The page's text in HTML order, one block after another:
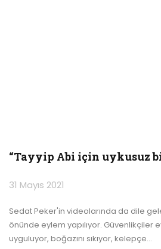
“Tayyip Abi için uykusuz
31 Mayıs 2021
Sedat Peker'in videolarında da dile
önünde eylem yapılıyor. Güvenlikçiler
uyguluyor, boğazını sıkıyor, kelepçe…